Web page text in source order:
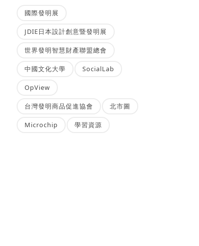
國際發明展
JDIE日本設計創意暨發明展
世界發明智慧財產聯盟總會
中國文化大學 SocialLab
OpView
台灣發明商品促進協會 北市圖
Microchip 學習資源